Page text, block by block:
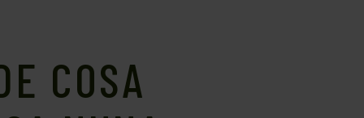
COSA